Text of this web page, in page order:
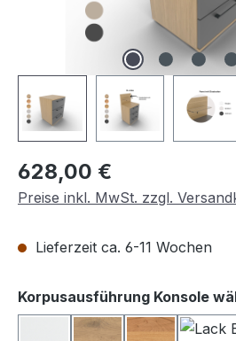
Regulärer Preis:
628,00 €
Preise inkl. MwSt. zzgl.
Lieferzeit ca. 6-11 Wochen
Korpusausführung Konsole